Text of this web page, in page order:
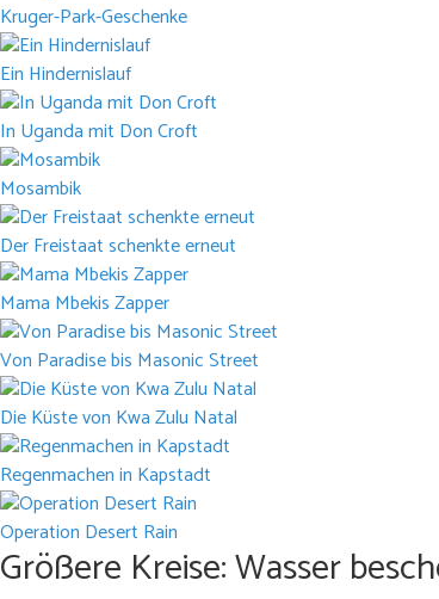
Kruger-Park-Geschenke
Ein Hindernislauf
In Uganda mit Don Croft
Mosambik
Der Freistaat schenkte erneut
Mama Mbekis Zapper
Von Paradise bis Masonic Street
Die Küste von Kwa Zulu Natal
Regenmachen in Kapstadt
Operation Desert Rain
Größere Kreise: Wasser